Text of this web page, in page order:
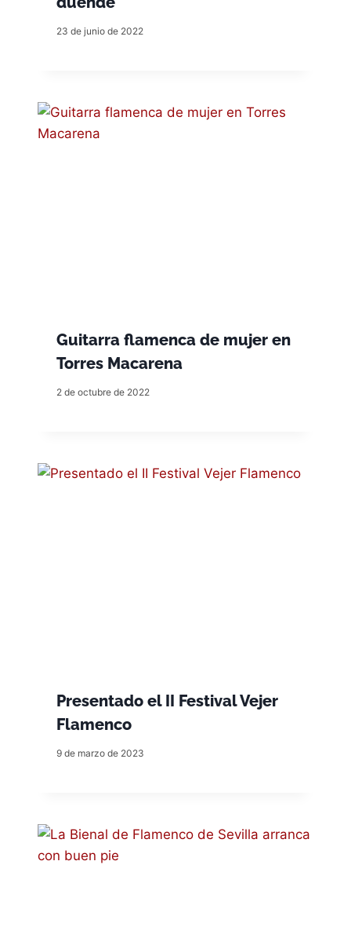
23 de junio de 2022
Guitarra flamenca de mujer en
Torres Macarena
2 de octubre de 2022
Presentado el II Festival Vejer
Flamenco
9 de marzo de 2023